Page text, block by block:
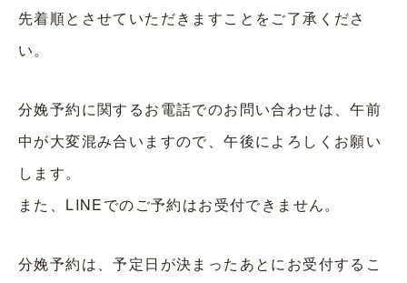
先着順とさせていただきますことをご了承くださ
い。
分娩予約に関するお電話でのお問い合わせは、午前
中が大変混み合いますので、午後によろしくお願い
します。
また、LINEでのご予約はお受付できません。
分娩予約は、予定日が決まったあとにお受付するこ